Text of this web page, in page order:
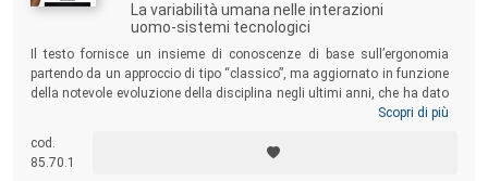
La variabilità umana nelle interazioni
uomo-sistemi tecnologici
Il testo fornisce un insieme di conoscenze di base sull’ergonomia
partendo da un approccio di tipo “classico”, ma aggiornato in funzione
della notevole evoluzione della disciplina negli ultimi anni, che ha dato
vita a una cultura progettuale centrata sull’utente e finalizzata al
tutte le persone professionalmente impegnate nella progettazione di
sistemi di lavoro e di vita, interessate ai vari aspetti dell’interazione
Scopri di più
cod.
85.70.1